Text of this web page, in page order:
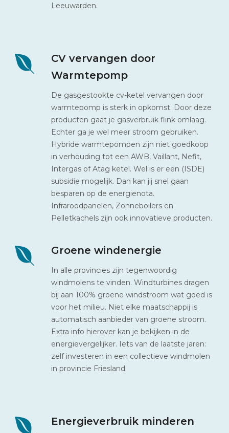
Leeuwarden.
CV vervangen door
Warmtepomp
De gasgestookte cv-ketel vervangen door
warmtepomp is sterk in opkomst. Door deze
producten gaat je gasverbruik flink omlaag.
Echter ga je wel meer stroom gebruiken.
Hybride warmtepompen zijn niet goedkoop
in verhouding tot een AWB, Vaillant, Nefit,
Intergas of Atag ketel. Wel is er een (ISDE)
subsidie mogelijk. Dan kan jij snel gaan
besparen op de energienota.
Infraroodpanelen, Zonneboilers en
Pelletkachels zijn ook innovatieve producten.
Groene windenergie
In alle provincies zijn tegenwoordig
windmolens te vinden. Windturbines dragen
bij aan 100% groene windstroom wat goed is
voor het milieu. Niet elke maatschappij is
automatisch aanbieder van groene stroom.
Extra info hierover kan je bekijken in de
energievergelijker. Iets van de laatste jaren:
zelf investeren in een collectieve windmolen
in provincie Friesland.
Energieverbruik minderen